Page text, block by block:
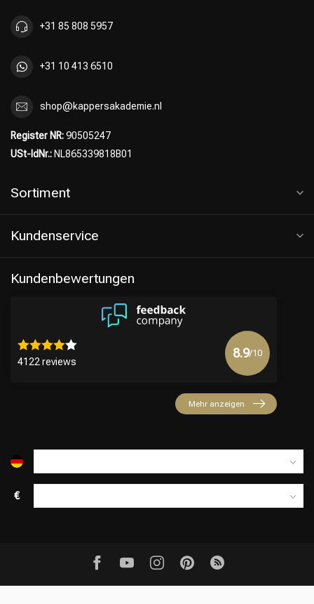
Friseurwahl
+31 85 808 5957
+31 10 413 6510
shop@kappersakademie.nl
Register NR:90505247
USt-IdNr.: NL865339818B01
Sortiment
Kundenservice
Kundenbewertungen
4122 reviews
8.9/10
Mehr anzeigen
€